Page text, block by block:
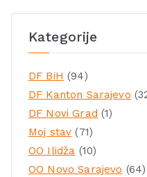
Kategorije
DF BiH (94)
DF Kanton Sarajevo
DF Novi Grad (1)
Moj stav (71)
OO Ilidža (10)
OO Novo Sarajevo (64)